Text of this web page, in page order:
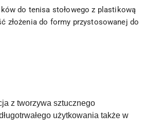
do tenisa stołowego z plastikową
złożenia do formy przystosowanej do
z tworzywa sztucznego
użytkowania także w